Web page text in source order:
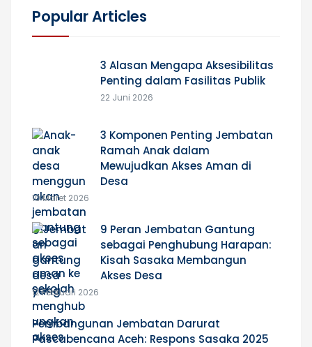
Popular Articles
3 Alasan Mengapa Aksesibilitas
Penting dalam Fasilitas Publik
22 Juni 2026
3 Komponen Penting Jembatan
Ramah Anak dalam
Mewujudkan Akses Aman di
Desa
10 Maret 2026
9 Peran Jembatan Gantung
sebagai Penghubung Harapan:
Kisah Sasaka Membangun
Akses Desa
12 Februari 2026
Pembangunan Jembatan Darurat
Pascabencana Aceh: Respons Sasaka 2025